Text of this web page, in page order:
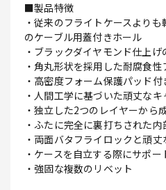
■製品特徴
・従来のフライトケースより
のケーブル用蓋付きホール
・ブラックダイヤモンド仕上げ
・角丸形状を採用した耐腐食
・高密度フォーム保護パッド付
・人間工学に基づいた頑丈な
・独立した2つのレイヤーから
・ふたに完全に裏打ちされた
・両面バタフライロックと頑
・ケースを自立する際にサポ
・強固な複数のリベット